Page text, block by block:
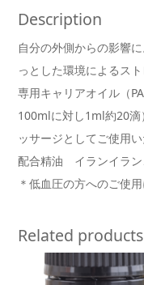
Description
自分の外側からの影響
っとした環境によるス
専用キャリアオイル（
100mlに対し1ml約20滴
ッサージとしてご使用
配合精油 イランイラン
＊低血圧の方へのご使
Related products